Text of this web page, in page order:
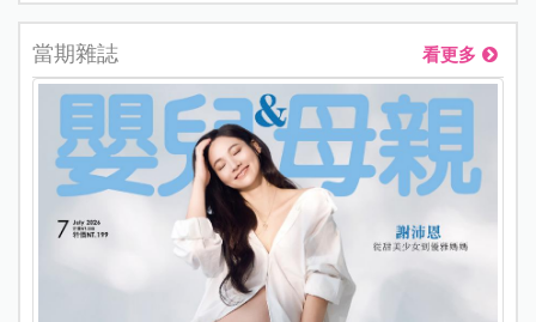
當期雜誌 看更多